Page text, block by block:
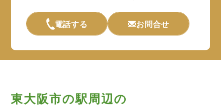
電話する お問合せ
東大阪市の駅周辺の